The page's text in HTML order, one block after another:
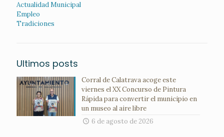
Actualidad Municipal
Empleo
Tradiciones
Ultimos posts
Corral de Calatrava acoge este
viernes el XX Concurso de Pintura
Rápida para convertir el municipio en
un museo al aire libre
6 de agosto de 2026